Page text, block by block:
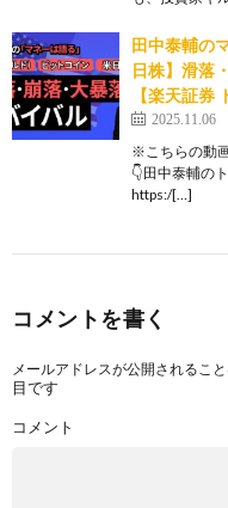
田中泰輔の
日株】滑落
【楽天証券
2025.11.06
※こちらの動
👇田中泰輔の
https:/[…]
コメントを書く
メールアドレスが公開されること
目です
コメント